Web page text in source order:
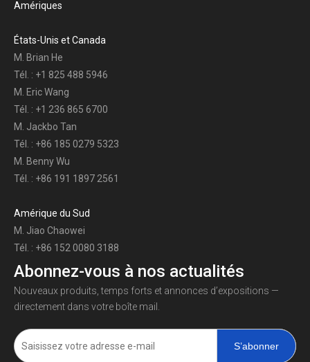
Amériques
États-Unis et Canada
M. Brian He
Tél. : +1 825 488 5946
M. Eric Wang
Tél. : +1 236 865 6700
M. Jackbo Tan
Tél. : +86 185 0279 5323
M. Benny Wu
Tél. : +86 191 1897 2561
Amérique du Sud
M. Jiao Chaowei
Tél. : +86 152 0080 3188
Abonnez-vous à nos actualités
Nouveaux produits, temps forts et annonces d’expositions —
directement dans votre boîte mail.
S’abonner